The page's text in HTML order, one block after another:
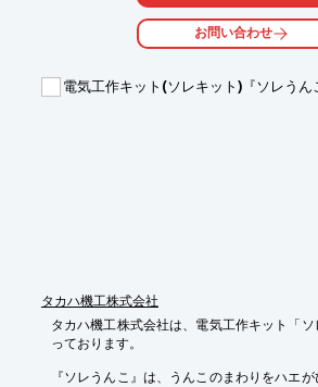
お問い合わせ
電気工作キット(ソレキット)『ソレうん
タカハ機工株式会社
タカハ機工株式会社は、電気工作キット「
っております。
『ソレうんこ』は、うんこのまわりをハエが